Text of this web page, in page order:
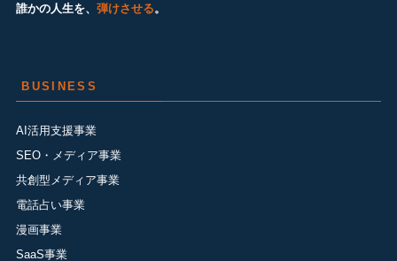
誰かの人生を、 弾けさせる。
BUSINESS
AI活用支援事業
SEO・メディア事業
共創型メディア事業
電話占い事業
漫画事業
SaaS事業